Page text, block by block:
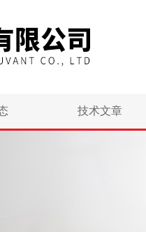
技术文章